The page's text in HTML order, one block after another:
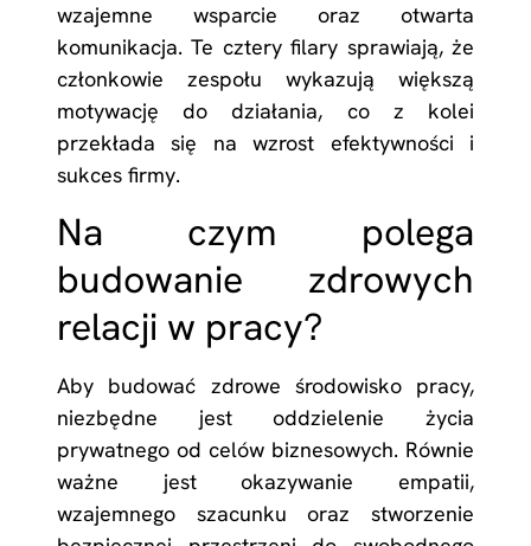
wzajemne wsparcie oraz otwarta
komunikacja. Te cztery filary sprawiają, że
członkowie zespołu wykazują większą
motywację do działania, co z kolei
przekłada się na wzrost efektywności i
sukces firmy.
Na czym polega
budowanie zdrowych
relacji w pracy?
Aby budować zdrowe środowisko pracy,
niezbędne jest oddzielenie życia
prywatnego od celów biznesowych. Równie
ważne jest okazywanie empatii,
wzajemnego szacunku oraz stworzenie